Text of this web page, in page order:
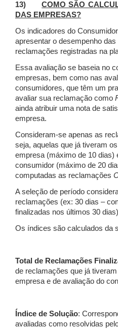
13)COMO SÃO
DAS EMPRESAS?
Os indicadores do
apresentar o desempenho
reclamações registradas na
Essa avaliação se baseia no
empresas, bem como nas
consumidores, que têm um
avaliar sua reclamação como
ainda atribuir uma nota de
empresa.
Consideram-se apenas as
seja, aquelas que já tiveram
empresa (máximo de 10 dias)
consumidor (máximo de 20
computadas as reclamações
A seleção de período
reclamações (ex: 30 dias –
finalizadas nos últimos 30
Os índices são calculados da
Total de Reclamações
de reclamações que já
empresa e de avaliação do
Índice de Solução:
avaliadas como resolvidas